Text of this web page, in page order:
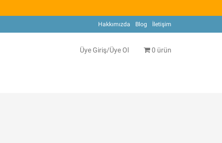
Hakkımızda Blog İletişim
Üye Giriş/Üye Ol 0 ürün